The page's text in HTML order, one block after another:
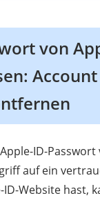
von
ID-
auf ein
Website hast,